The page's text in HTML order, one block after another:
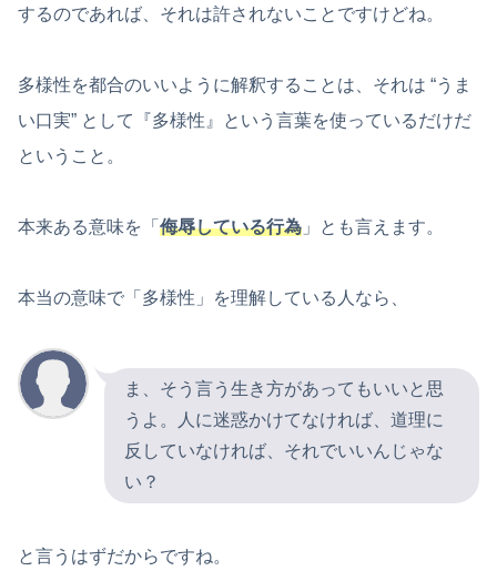
するのであれば、それは許されないことですけどね。
多様性を都合のいいように解釈することは、それは “うま
い口実” として『多様性』という言葉を使っているだけだ
ということ。
本来ある意味を「 侮辱している行為 」とも言えます。
本当の意味で「多様性」を理解している人なら、
ま、そう言う生き方があってもいいと思
うよ。人に迷惑かけてなければ、道理に
反していなければ、それでいいんじゃな
い？
と言うはずだからですね。